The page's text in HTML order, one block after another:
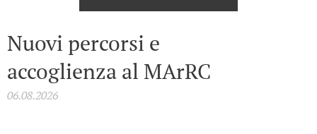
Nuovi percorsi e
accoglienza al MArRC
06.08.2026